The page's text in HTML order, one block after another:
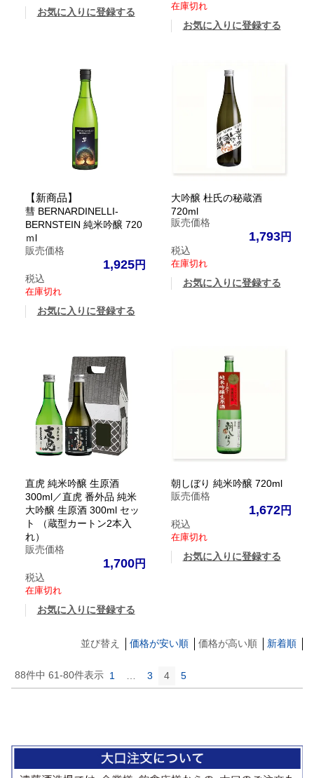
お気に入りに登録する
在庫切れ
お気に入りに登録する
【新商品】
彗 BERNARDINELLI-
BERNSTEIN 純米吟醸 720
ｍl
販売価格
1,925
税込
在庫切れ
お気に入りに登録する
大吟醸 杜氏の秘蔵酒
720ml
販売価格
1,793
税込
在庫切れ
お気に入りに登録する
直虎 純米吟醸 生原酒
300ml／直虎 番外品 純米
大吟醸 生原酒 300ml セッ
ト （蔵型カートン2本入
れ）
販売価格
1,700
税込
在庫切れ
お気に入りに登録する
朝しぼり 純米吟醸 720ml
販売価格
1,672
税込
在庫切れ
お気に入りに登録する
並び替え 価格が安い順 価格が高い順 新着順
88件中 61-80件表示 1 3 4 5